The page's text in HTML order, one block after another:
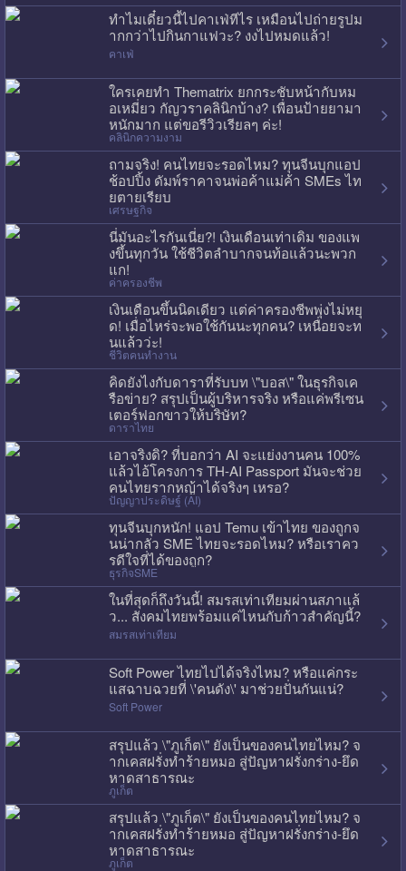
ทำไมเดี๋ยวนี้ไปคาเฟ่ทีไร เหมือนไปถ่ายรูปม
ากกว่าไปกินกาแฟวะ? งงไปหมดแล้ว!
คาเฟ่
ใครเคยทำ Thematrix ยกกระชับหน้ากับหม
อเหมี่ยว กัญวราคลินิกบ้าง? เพื่อนป้ายยามา
หนักมาก แต่ขอรีวิวเรียลๆ ค่ะ!
คลินิกความงาม
ถามจริง! คนไทยจะรอดไหม? ทุนจีนบุกแอป
ช้อปปิ้ง ดัมพ์ราคาจนพ่อค้าแม่ค้า SMEs ไท
ยตายเรียบ
เศรษฐกิจ
นี่มันอะไรกันเนี่ย?! เงินเดือนเท่าเดิม ของแพ
งขึ้นทุกวัน ใช้ชีวิตลำบากจนท้อแล้วนะพวก
แก!
ค่าครองชีพ
เงินเดือนขึ้นนิดเดียว แต่ค่าครองชีพพุ่งไม่หยุ
ด! เมื่อไหร่จะพอใช้กันนะทุกคน? เหนื่อยจะท
นแล้วว่ะ!
ชีวิตคนทำงาน
คิดยังไงกับดาราที่รับบท \"บอส\" ในธุรกิจเค
รือข่าย? สรุปเป็นผู้บริหารจริง หรือแค่พรีเซน
เตอร์ฟอกขาวให้บริษัท?
ดาราไทย
เอาจริงดิ? ที่บอกว่า AI จะแย่งงานคน 100%
แล้วไอ้โครงการ TH-AI Passport มันจะช่วย
คนไทยรากหญ้าได้จริงๆ เหรอ?
ปัญญาประดิษฐ์ (AI)
ทุนจีนบุกหนัก! แอป Temu เข้าไทย ของถูกจ
นน่ากลัว SME ไทยจะรอดไหม? หรือเราคว
รดีใจที่ได้ของถูก?
ธุรกิจSME
ในที่สุดก็ถึงวันนี้! สมรสเท่าเทียมผ่านสภาแล้
ว... สังคมไทยพร้อมแค่ไหนกับก้าวสำคัญนี้?
สมรสเท่าเทียม
Soft Power ไทยไปได้จริงไหม? หรือแค่กระ
แสฉาบฉวยที่ \'คนดัง\' มาช่วยปั่นกันแน่?
Soft Power
สรุปแล้ว \"ภูเก็ต\" ยังเป็นของคนไทยไหม? จ
ากเคสฝรั่งทำร้ายหมอ สู่ปัญหาฝรั่งกร่าง-ยึด
หาดสาธารณะ
ภูเก็ต
สรุปแล้ว \"ภูเก็ต\" ยังเป็นของคนไทยไหม? จ
ากเคสฝรั่งทำร้ายหมอ สู่ปัญหาฝรั่งกร่าง-ยึด
หาดสาธารณะ
ภูเก็ต